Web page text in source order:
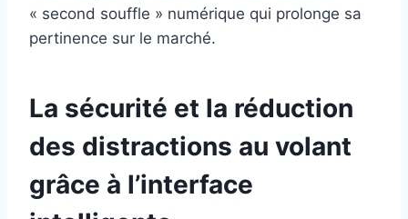
« second souffle » numérique qui prolonge sa
pertinence sur le marché.
La sécurité et la réduction
des distractions au volant
grâce à l’interface